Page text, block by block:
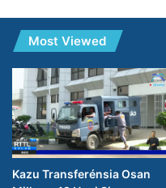
Most Viewed
Kazu Transferénsia Osan